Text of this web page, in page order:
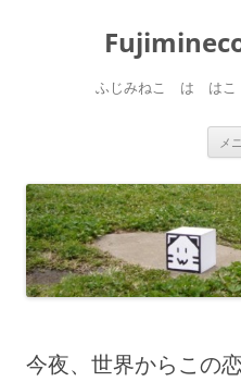
ふじみねこ は は
メ
今夜、世界からこの